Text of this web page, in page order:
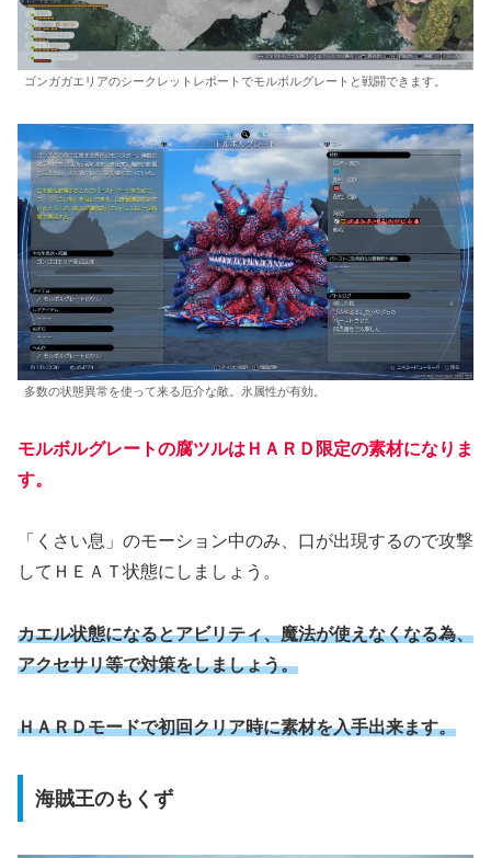
ゴンガガエリアのシークレットレポートでモルボルグレートと戦闘できます。
多数の状態異常を使って来る厄介な敵。氷属性が有効。
モルボルグレートの腐ツルはＨＡＲＤ限定の素材になりま
す。
「くさい息」のモーション中のみ、口が出現するので攻撃
してＨＥＡＴ状態にしましょう。
カエル状態になるとアビリティ、魔法が使えなくなる為、
アクセサリ等で対策をしましょう。
ＨＡＲＤモードで初回クリア時に素材を入手出来ます。
海賊王のもくず